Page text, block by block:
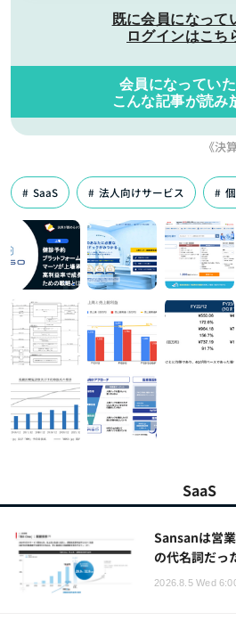
既に会員になって
ログインはこち
会員になってい
こんな記事が読み
《決
SaaS 法人向けサービス
SaaS
Sansanは営
の代名詞だっ
2026.8.5 Wed